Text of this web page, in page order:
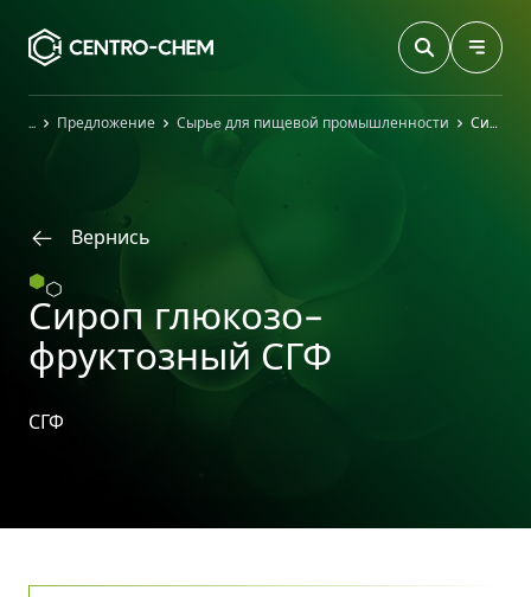
ГлавнаяПредложение Сырьe для пищевой промышленности Сироп глюкозо-фруктозный СГФ
Вернись
Сироп глюкозо-
фруктозный СГФ
СГФ